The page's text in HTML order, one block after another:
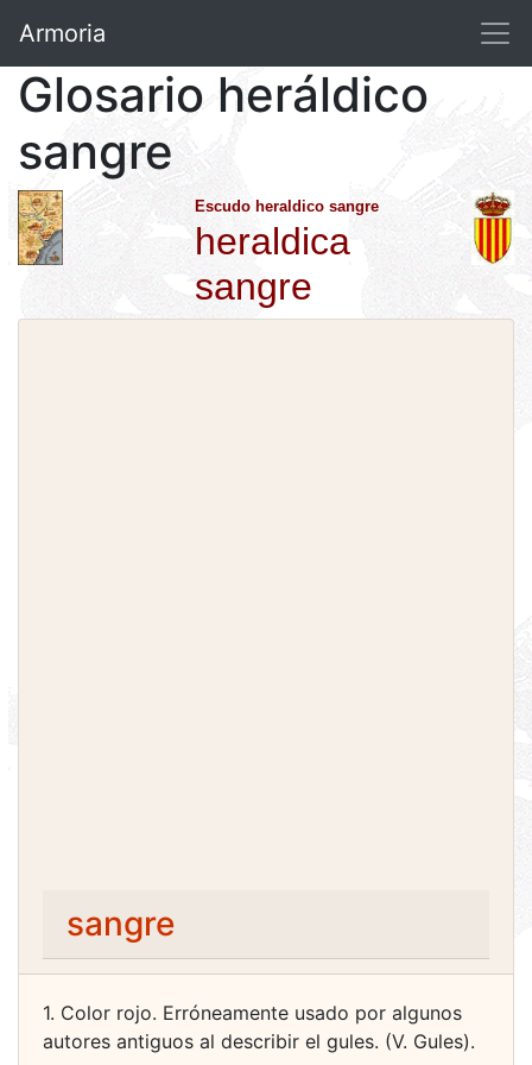
Armoria
Glosario heráldico
sangre
Escudo heraldico sangre
heraldica
sangre
sangre
1. Color rojo. Erróneamente usado por algunos
autores antiguos al describir el gules. (V. Gules).